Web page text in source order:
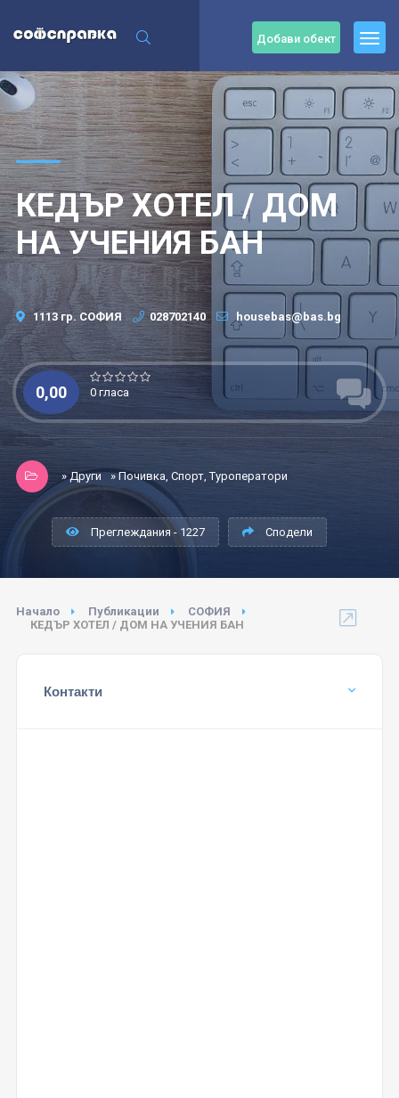
Добави обект
КЕДЪР ХОТЕЛ / ДОМ
НА УЧЕНИЯ БАН
1113 гр. СОФИЯ 028702140 housebas@bas.bg
0,00 0 гласа
» Други » Почивка, Спорт, Туроператори
Преглеждания - 1227 Сподели
Начало Публикации
СОФИЯ
КЕДЪР ХОТЕЛ / ДОМ НА УЧЕНИЯ БАН
Контакти